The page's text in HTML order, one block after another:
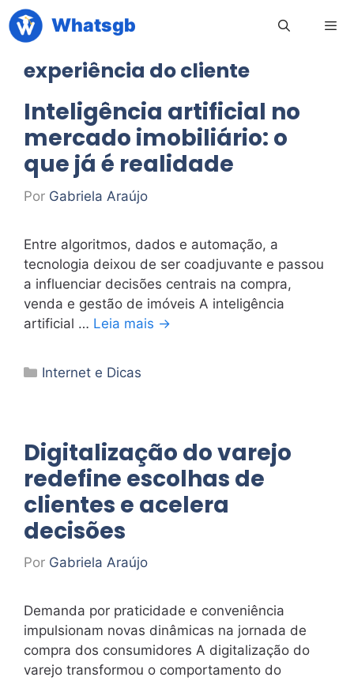
Pular
para
conteúdo
Whatsgb
experiência do cliente
Inteligência artificial no
mercado imobiliário: o
que já é realidade
Por Gabriela Araújo
Entre algoritmos, dados e automação, a
tecnologia deixou de ser coadjuvante e passou
a influenciar decisões centrais na compra,
venda e gestão de imóveis A inteligência
artificial … Leia mais →
Categorias
Internet e Dicas
Digitalização do varejo
redefine escolhas de
clientes e acelera
decisões
Por Gabriela Araújo
Demanda por praticidade e conveniência
impulsionam novas dinâmicas na jornada de
compra dos consumidores A digitalização do
varejo transformou o comportamento do